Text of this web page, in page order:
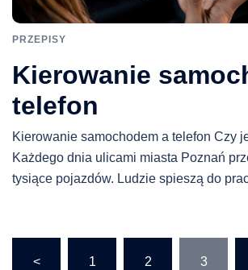
PRZEPISY
Kierowanie
telefon
Kierowanie samochodem a telefon Czy
Każdego dnia ulicami miasta Poznań
tysiące pojazdów. Ludzie spieszą do
Stronicowanie
< 1 2 3